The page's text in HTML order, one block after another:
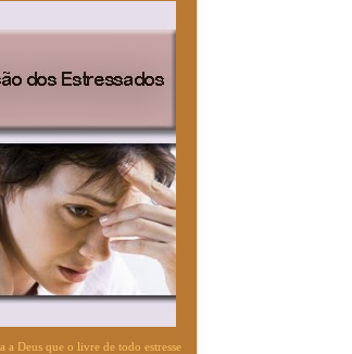
a Deus que o livre de todo estresse